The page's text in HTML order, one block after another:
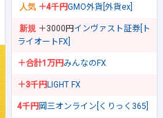
＋4千円GMO外貨[外貨ex]
＋3000円 インヴァスト証券[ト
ライオートFX]
＋合計1万円みんなのFX
＋3千円LIGHT FX
4千円岡三オンライン[くりっく365]